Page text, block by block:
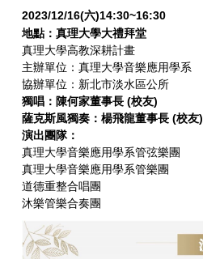
2023/12/16(六)14:30~16:30
地點：真理大學大禮拜堂
真理大學高教深耕計畫
主辦單位：真理大學音樂應用學系
協辦單位：新北市淡水區公所
獨唱：陳何家董事長 (校友)
薩克斯風獨奏：楊飛龍董事長 (校友)
演出團隊：
真理大學音樂應用學系管弦樂團
真理大學音樂應用學系管樂團
道德重整合唱團
沐樂管樂合奏團